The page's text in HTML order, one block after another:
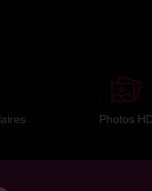
Photos HD